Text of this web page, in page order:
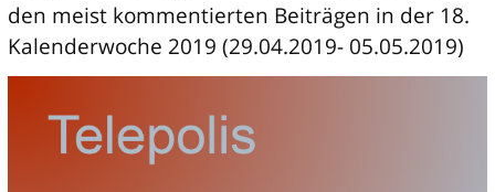
den meist kommentierten Beiträgen in der 18.
Kalenderwoche 2019 (29.04.2019- 05.05.2019)